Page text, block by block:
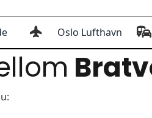
Oslo Lufthavn